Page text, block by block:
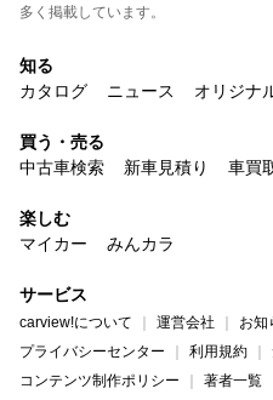
多く掲載しています。
知る
カタログ
ニュース オリジナ
買う・売る
中古車検索
新車見積り 車買
楽しむ
マイカー
みんカラ
サービス
carview!について 運営会社 お知
プライバシーセンター
利用規約
コンテンツ制作ポリシー
著者一覧